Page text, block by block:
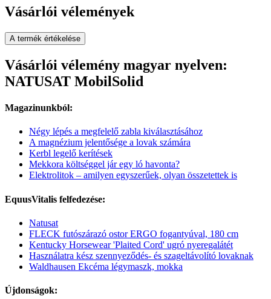
Vásárlói vélemények
A termék értékelése
Vásárlói vélemény magyar nyelven:
NATUSAT MobilSolid
Magazinunkból:
Négy lépés a megfelelő zabla kiválasztásához
A magnézium jelentősége a lovak számára
Kerbl legelő kerítések
Mekkora költséggel jár egy ló havonta?
Elektrolitok – amilyen egyszerűek, olyan összetettek is
EquusVitalis felfedezése:
Natusat
FLECK futószárazó ostor ERGO fogantyúval, 180 cm
Kentucky Horsewear 'Plaited Cord' ugró nyeregalátét
Használatra kész szennyeződés- és szageltávolító lovaknak
Waldhausen Ekcéma légymaszk, mokka
Újdonságok: